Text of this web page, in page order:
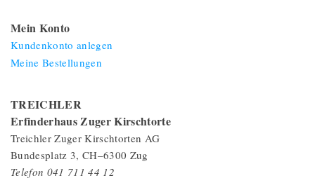
Mein Konto
Kundenkonto anlegen
Meine Bestellungen
TREICHLER
Erfinderhaus Zuger Kirschtorte
Treichler Zuger Kirschtorten AG
Bundesplatz 3, CH–6300 Zug
Telefon 041 711 44 12